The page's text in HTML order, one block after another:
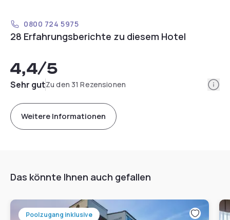
0800 724 5975
28 Erfahrungsberichte zu diesem Hotel
4,4/5
Sehr gutZu den 31 Rezensionen
Weitere Informationen
Das könnte Ihnen auch gefallen
Poolzugang inklusive